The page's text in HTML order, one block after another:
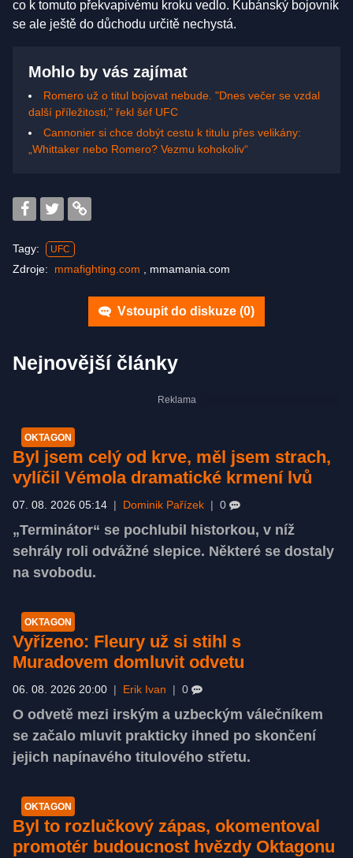
co k tomuto překvapivému kroku vedlo. Kubánský bojovník
se ale ještě do důchodu určitě nechystá.
Mohlo by vás zajímat
Romero už o titul bojovat nebude. "Dnes večer se vzdal
další příležitosti," řekl šéf UFC
Cannonier si chce dobýt cestu k titulu přes velikány:
„Whittaker nebo Romero? Vezmu kohokoliv“
Tagy: UFC
Zdroje: mmafighting.com , mmamania.com
Vstoupit do diskuze (0)
Nejnovější články
OKTAGON
Byl jsem celý od krve, měl jsem strach,
vylíčil Vémola dramatické krmení lvů
07. 08. 2026 05:14 Dominik Pařízek 0
„Terminátor“ se pochlubil historkou, v níž
sehrály roli odvážné slepice. Některé se dostaly
na svobodu.
OKTAGON
Vyřízeno: Fleury už si stihl s
Muradovem domluvit odvetu
06. 08. 2026 20:00 Erik Ivan 0
O odvetě mezi irským a uzbeckým válečníkem
se začalo mluvit prakticky ihned po skončení
jejich napínavého titulového střetu.
OKTAGON
Byl to rozlučkový zápas, okomentoval
promotér budoucnost hvězdy Oktagonu